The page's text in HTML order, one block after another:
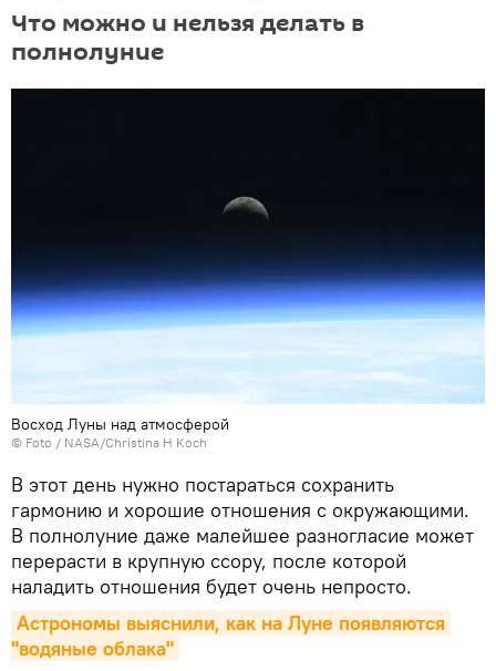
Что можно и нельзя делать в
полнолуние
Восход Луны над атмосферой
© Foto / NASA/Christina H Koch
В этот день нужно постараться сохранить
гармонию и хорошие отношения с окружающими.
В полнолуние даже малейшее разногласие может
перерасти в крупную ссору, после которой
наладить отношения будет очень непросто.
Астрономы выяснили, как на Луне появляются
"водяные облака"